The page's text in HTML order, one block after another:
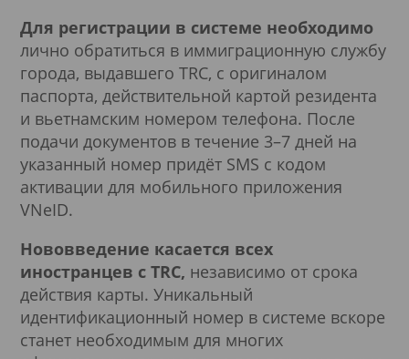
Подробнее
Для регистрации в системе необходимо
лично обратиться в иммиграционную службу
города, выдавшего TRC, с оригиналом
паспорта, действительной картой резидента
и вьетнамским номером телефона. После
подачи документов в течение 3–7 дней на
указанный номер придёт SMS с кодом
активации для мобильного приложения
VNeID.
Нововведение касается всех
иностранцев с TRC, независимо от срока
действия карты. Уникальный
идентификационный номер в системе вскоре
станет необходимым для многих